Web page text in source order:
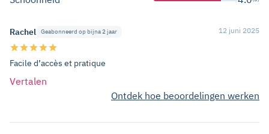
Rachel Geabonneerd op bijna 2 jaar 12 juni 2025
Facile d’accès et pratique
Vertalen
Ontdek hoe beoordelingen werken